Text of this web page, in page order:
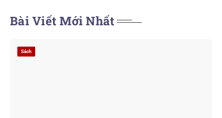
Bài Viết Mới Nhất
Sách